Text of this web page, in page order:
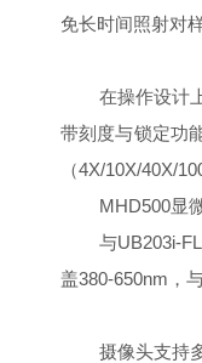
免长时间照射对
在操作设计
带刻度与锁定功
（4X/10X/40X/
MHD500显
与UB203i-
盖380-650nm，
摄像头支持